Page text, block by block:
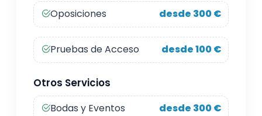
Oposiciones desde 300 €
Pruebas de Acceso desde 100 €
Otros Servicios
Bodas y Eventos desde 300 €